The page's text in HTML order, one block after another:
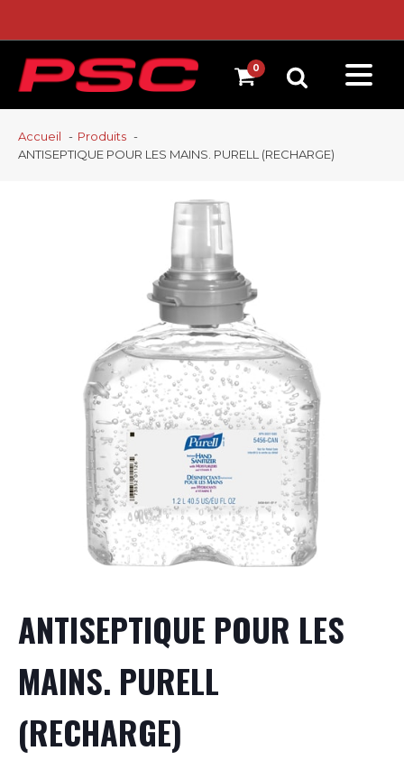
Accueil
Produits
ANTISEPTIQUE POUR LES MAINS. PURELL (RECHARGE)
ANTISEPTIQUE POUR LES
MAINS. PURELL
(RECHARGE)